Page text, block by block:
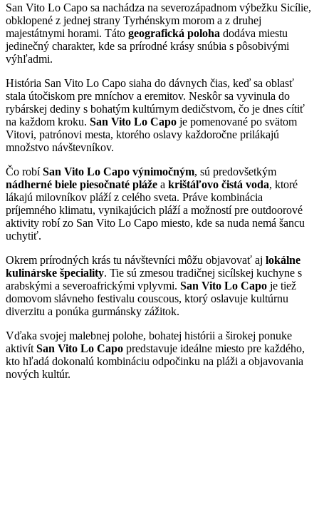
San Vito Lo Capo sa nachádza na severozápadnom výbežku Sicílie,
obklopené z jednej strany Tyrhénskym morom a z druhej
majestátnymi horami. Táto geografická poloha dodáva miestu
jedinečný charakter, kde sa prírodné krásy snúbia s pôsobivými
výhľadmi.
História San Vito Lo Capo siaha do dávnych čias, keď sa oblasť
stala útočiskom pre mníchov a eremitov. Neskôr sa vyvinula do
rybárskej dediny s bohatým kultúrnym dedičstvom, čo je dnes cítiť
na každom kroku. San Vito Lo Capo je pomenované po svätom
Vitovi, patrónovi mesta, ktorého oslavy každoročne prilákajú
množstvo návštevníkov.
Čo robíSan Vito Lo Capo výnimočným, sú predovšetkým
nádherné biele piesočnaté pláže a krištáľovo čistá voda, ktoré
lákajú milovníkov pláží z celého sveta. Práve kombinácia
príjemného klimatu, vynikajúcich pláží a možností pre outdoorové
aktivity robí zo San Vito Lo Capo miesto, kde sa nuda nemá šancu
uchytiť.
Okrem prírodných krás tu návštevníci môžu objavovať aj lokálne
kulinárske špeciality. Tie sú zmesou tradičnej sicílskej kuchyne s
arabskými a severoafrickými vplyvmi. San Vito Lo Capo je tiež
domovom slávneho festivalu couscous, ktorý oslavuje kultúrnu
diverzitu a ponúka gurmánsky zážitok.
Vďaka svojej malebnej polohe, bohatej histórii a širokej ponuke
aktivít San Vito Lo Capo predstavuje ideálne miesto pre každého,
kto hľadá dokonalú kombináciu odpočinku na pláži a objavovania
nových kultúr.